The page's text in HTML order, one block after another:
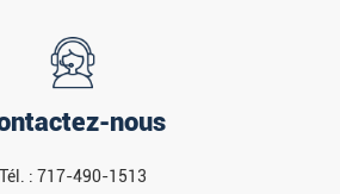
nous
Tél. : 717-490-1513